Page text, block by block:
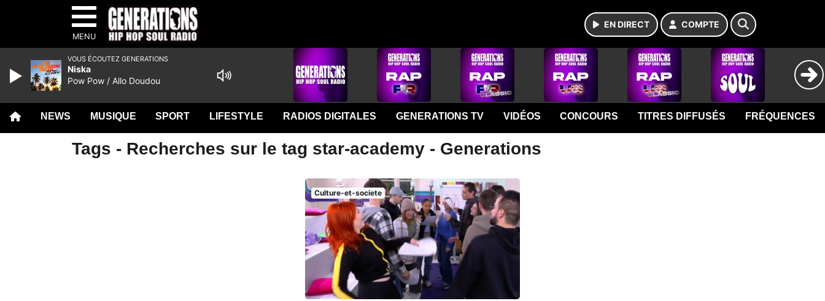
MENU
EN DIRECT COMPTE
NEWS MUSIQUE SPORT LIFESTYLE RADIOS DIGITALES GENERATIONS TV VIDÉOS CONCOURS TITRES DIFFUSÉS FRÉQUENCES
Tags - Recherches sur le tag star-academy - Generations
Culture-et-societe
VOUS ÉCOUTEZ GENERATIONS
Niska
Pow Pow / Allo Doudou